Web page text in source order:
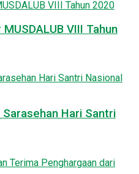
VIII Tahun
Hari Santri